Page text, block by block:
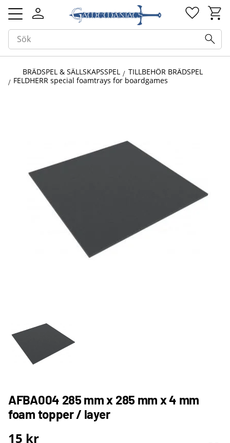
Meny
BRÄDSPEL & SÄLLSKAPSSPEL
TILLBEHÖR BRÄDSPEL
FELDHERR special foamtrays for boardgames
AFBA004 285 mm x 285 mm x 4 mm
foam topper / layer
15 kr